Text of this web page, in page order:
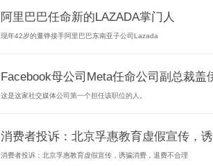
阿里巴巴任命新的LAZADA掌门人
现年42岁的董铮接手阿里巴巴东南亚子公司Lazada
Facebook母公司Meta任命公司副总裁盖
这是这家社交媒体公司第一个担任该职位的人。
消费者投诉：北京孚惠教育虚假宣传，
消费者投诉：北京孚惠教育虚假宣传，诱骗消费，退费不合理